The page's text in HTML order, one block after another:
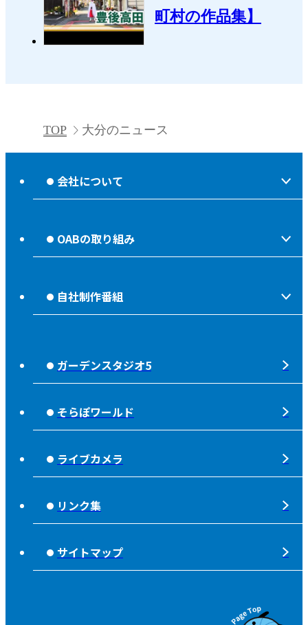
町村の作品集】
TOP 大分のニュース
会社について
OABからのお知らせ
リクルートページ
放送番組審議会
大分朝日放送 人権方針
青少年と放送
個人情報について
特定商取引に関する法律による表示
OABの取り組み
子ども食堂応援
宇宙(そら)
ピンクリボン
みんなでそなえーる
自社制作番組
もっと！
SOLD OUT
タウンスパイス
夜分、おじゃまします。
ガーデンスタジオ5
そらぽワールド
ライブカメラ
リンク集
サイトマップ